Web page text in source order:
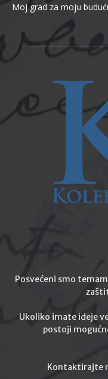
Moj grad za moju
Posvećeni smo
Ukoliko imate ideje
postoji
Kontaktirajte